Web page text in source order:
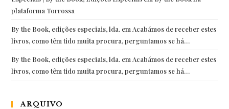
plataforma Torrossa
By the Book, edições especiais, lda. em Acabámos de receber estes
livros, como têm tido muita procura, perguntamos se há…
By the Book, edições especiais, lda. em Acabámos de receber estes
livros, como têm tido muita procura, perguntamos se há…
ARQUIVO